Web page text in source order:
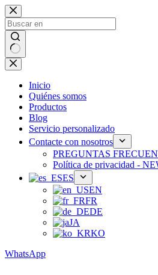
Ir
al
contenido
Sin
resultados
Inicio
Quiénes somos
Productos
Blog
Servicio personalizado
Contacte con nosotros
PREGUNTAS
Política de privacidad -
ES
EN
FR
DE
JA
KO
WhatsApp